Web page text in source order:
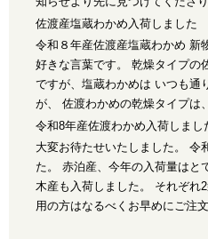
佐渡産塩蔵わかめ入荷しました
令和８年産佐渡産塩蔵わかめ 新
好きな言葉です。 乾燥タイプの
ですが、塩蔵わかめは いつも通
が、 佐渡わかめの乾燥タイプ
令和8年産佐渡わかめ入荷しまし
大変お待たせいたしました。 令
た。 赤泊産、今年の入荷量はと
木産も入荷しました。 それぞれ
用の方はなるべくお早めにご注